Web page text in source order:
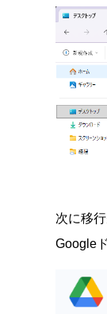
次に移
Google